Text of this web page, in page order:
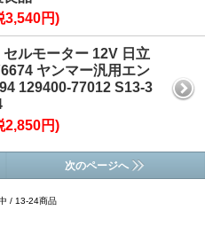
3,540円)
セルモーター 12V 日立
ヤンマー汎用エン
129400-77012 S13-3
2,850円)
次のページへ
/ 13-24商品